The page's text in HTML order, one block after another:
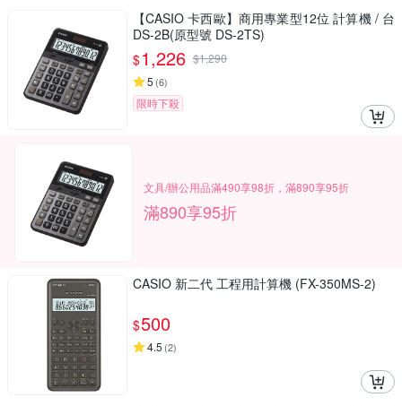
【CASIO 卡西歐】商用專業型12位 計算機 / 台
DS-2B(原型號 DS-2TS)
$1,226 $1,290
5 (6)
限時下殺
文具/辦公用品滿490享98折，滿890享95折
滿890享95折
CASIO 新二代 工程用計算機 (FX-350MS-2)
$500
4.5 (2)